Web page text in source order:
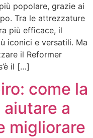
popolare, grazie ai
Tra le attrezzature
più efficace, il
iconici e versatili. Ma
il Reformer
il […]
come la
a
migliorare